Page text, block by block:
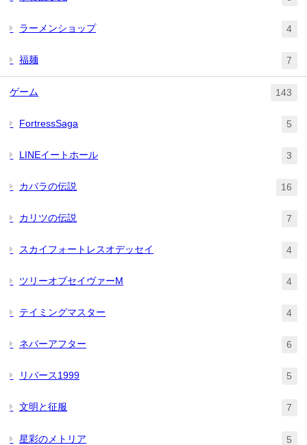
ラーメンショップ 4
福麺 7
ゲーム 143
FortressSaga 5
LINEイートホール 3
カバラの伝説 16
カリツの伝説 7
スカイフォートレスオデッセイ 4
ツリーオブセイヴァーM 4
テイミングマスター 4
ネバーアフター 6
リバース1999 5
文明と征服 7
星彩のメトリア 5